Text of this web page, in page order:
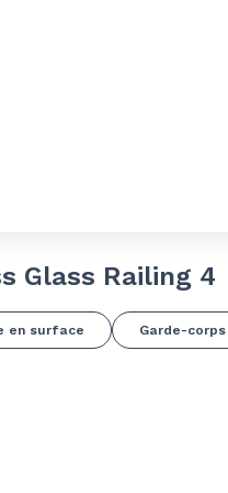
Glass Railing 4
en surface Garde-